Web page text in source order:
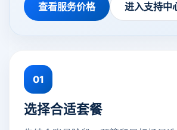
查看服务价格 进入支持中
01
选择合适套餐